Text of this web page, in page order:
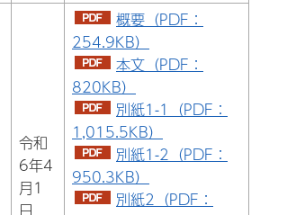
令和
6年4
月1
日
概要（PDF：
254.9KB）
本文（PDF：
820KB）
別紙1-1（PDF：
1,015.5KB）
別紙1-2（PDF：
950.3KB）
別紙2（PDF：